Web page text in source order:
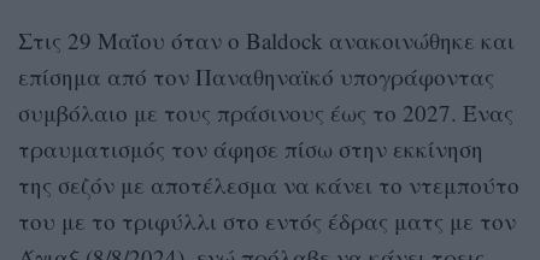
Στις 29 Μαΐου όταν ο Baldock ανακοινώθηκε και
επίσημα από τον Παναθηναϊκό υπογράφοντας
συμβόλαιο με τους πράσινους έως το 2027. Ένας
τραυματισμός τον άφησε πίσω στην εκκίνηση
της σεζόν με αποτέλεσμα να κάνει το ντεμπούτο
του με το τριφύλλι στο εντός έδρας ματς με τον